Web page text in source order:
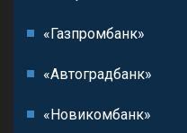
«Газпромбанк»
«Автоградбанк»
«Новикомбанк»